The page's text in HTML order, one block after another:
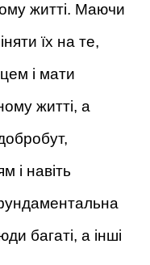
житті. Маючи
їх на те,
і мати
житті, а
і навіть
багаті, а інші